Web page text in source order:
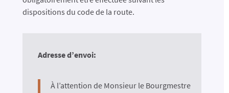
dispositions du code de la route.
Adresse d’envoi:
À l’attention de Monsieur le Bourgmestre